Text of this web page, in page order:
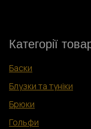
Категорії
Баски
Блузки та туніки
Брюки
Гольфи